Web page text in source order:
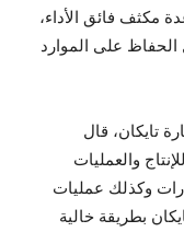
مكثف فائق الأداء،
على الموارد
تايكان، قال
والعمليات
وكذلك عمليات
بطريقة خالية